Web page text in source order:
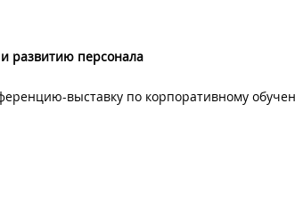
развитию персонала
выставку по корпоративному